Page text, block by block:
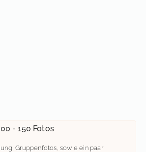
- 150 Fotos
Gruppenfotos, sowie ein paar